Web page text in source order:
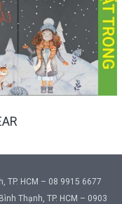
TP. HCM – 08 9915 6677
Thạnh, TP. HCM – 0903